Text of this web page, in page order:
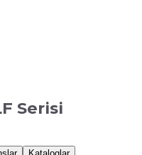
Serisi